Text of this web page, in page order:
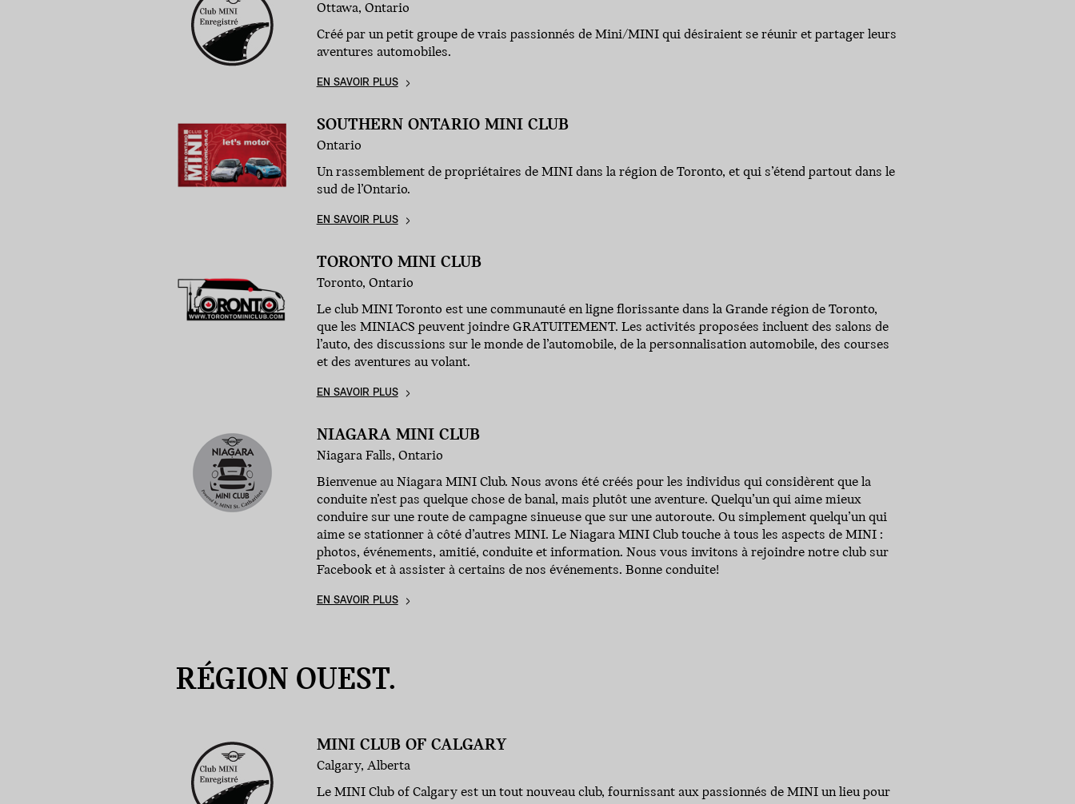
Ottawa, Ontario
Créé par un petit groupe de vrais passionnés de Mini/MINI qui désiraient se réunir et partager leurs
aventures automobiles.
EN SAVOIR PLUS
SOUTHERN ONTARIO MINI CLUB
Ontario
Un rassemblement de propriétaires de MINI dans la région de Toronto, et qui s’étend partout dans le
sud de l’Ontario.
EN SAVOIR PLUS
TORONTO MINI CLUB
Toronto, Ontario
Le club MINI Toronto est une communauté en ligne florissante dans la Grande région de Toronto,
que les MINIACS peuvent joindre GRATUITEMENT. Les activités proposées incluent des salons de
l’auto, des discussions sur le monde de l’automobile, de la personnalisation automobile, des courses
et des aventures au volant.
EN SAVOIR PLUS
NIAGARA MINI CLUB
Niagara Falls, Ontario
Bienvenue au Niagara MINI Club. Nous avons été créés pour les individus qui considèrent que la
conduite n’est pas quelque chose de banal, mais plutôt une aventure. Quelqu’un qui aime mieux
conduire sur une route de campagne sinueuse que sur une autoroute. Ou simplement quelqu’un qui
aime se stationner à côté d’autres MINI. Le Niagara MINI Club touche à tous les aspects de MINI :
photos, événements, amitié, conduite et information. Nous vous invitons à rejoindre notre club sur
Facebook et à assister à certains de nos événements. Bonne conduite!
EN SAVOIR PLUS
RÉGION OUEST.
MINI CLUB OF CALGARY
Calgary, Alberta
Le MINI Club of Calgary est un tout nouveau club, fournissant aux passionnés de MINI un lieu pour